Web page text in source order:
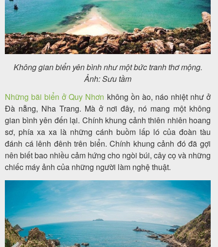
Không gian biển yên bình như một bức tranh thơ mộng.
Ảnh: Sưu tầm
Những bãi biển ở Quy Nhơn không ồn ào, náo nhiệt như ở
Đà nẵng, Nha Trang. Mà ở nơi đây, nó mang một không
gian bình yên đến lại. Chính khung cảnh thiên nhiên hoang
sơ, phía xa xa là những cánh buồm lấp ló của đoàn tàu
đánh cá lênh đênh trên biển. Chính khung cảnh đó đã gợi
nên biết bao nhiều cảm hứng cho ngòi búi, cây cọ và những
chiếc máy ảnh của những người làm nghệ thuật.